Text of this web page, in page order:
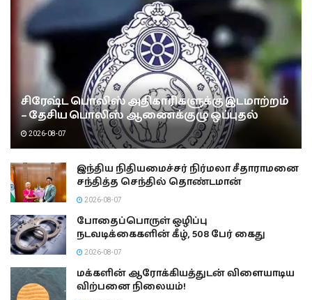
சிரேஷ்ட பொலிஸ் அதிகாரிகளுக்கு இடமாற்றம்
– தேசிய பொலிஸ் ஆணைக்குழு ஒப்புதல்
2026-08-07
இந்திய நிதியமைச்சர் நிர்மலா சீதாராமனை
சந்தித்த செந்தில் தொண்டமான்
2026-08-07
போதைப்பொருள் ஒழிப்பு
நடவடிக்கைகளின் கீழ், 508 பேர் கைது
2026-08-07
மக்களின் ஆரோக்கியத்துடன் விளையாடிய
விற்பனை நிலையம்!